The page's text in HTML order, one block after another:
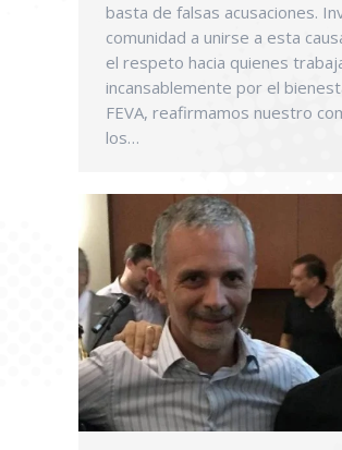
basta de falsas acusaciones.
comunidad a unirse a esta
el respeto hacia quienes
incansablemente por el
FEVA, reafirmamos nuestro
los…